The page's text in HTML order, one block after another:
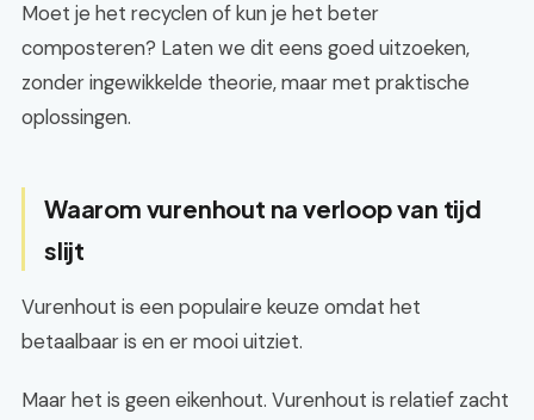
Moet je het recyclen of kun je het beter
composteren? Laten we dit eens goed uitzoeken,
zonder ingewikkelde theorie, maar met praktische
oplossingen.
Waarom vurenhout na verloop van tijd
slijt
Vurenhout is een populaire keuze omdat het
betaalbaar is en er mooi uitziet.
Maar het is geen eikenhout. Vurenhout is relatief zacht